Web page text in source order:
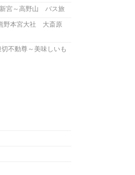
宮～高野山 バス旅
野本宮大社 大斎原
不動尊～美味しいも